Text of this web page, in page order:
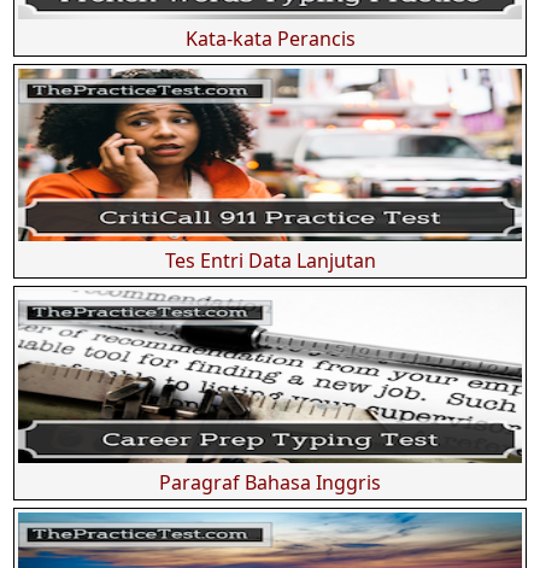
Kata-kata Perancis
Tes Entri Data Lanjutan
Paragraf Bahasa Inggris